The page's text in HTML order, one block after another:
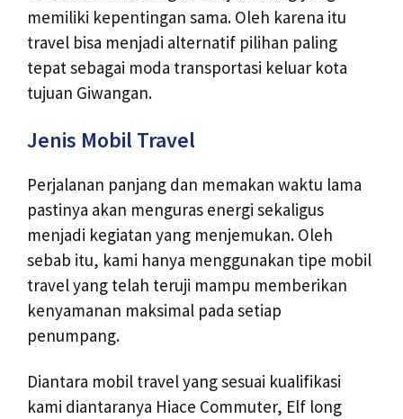
memiliki kepentingan sama. Oleh karena itu
travel bisa menjadi alternatif pilihan paling
tepat sebagai moda transportasi keluar kota
tujuan Giwangan.
Jenis Mobil Travel
Perjalanan panjang dan memakan waktu lama
pastinya akan menguras energi sekaligus
menjadi kegiatan yang menjemukan. Oleh
sebab itu, kami hanya menggunakan tipe mobil
travel yang telah teruji mampu memberikan
kenyamanan maksimal pada setiap
penumpang.
Diantara mobil travel yang sesuai kualifikasi
kami diantaranya Hiace Commuter, Elf long